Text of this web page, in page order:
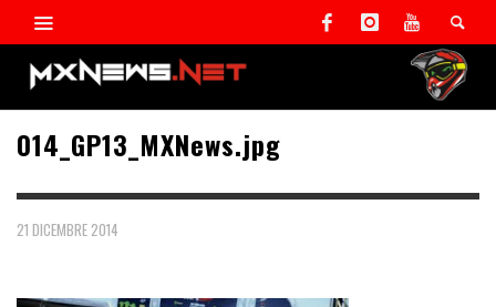
014_GP13_MXNews.jpg
21 DICEMBRE 2014